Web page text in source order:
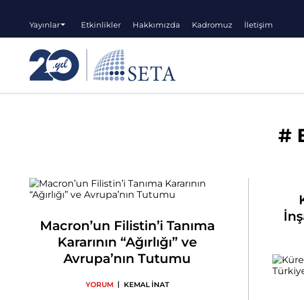
Yayınlar Etkinlikler Hakkımızda Kadromuz İletişim
#
Macron’un Filistin’i Tanıma
Kararının “Ağırlığı” ve
Avrupa’nın Tutumu
YORUM | KEMAL İNAT